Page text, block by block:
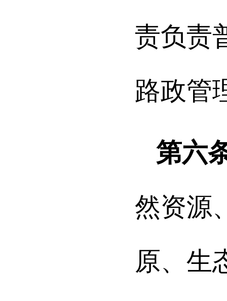
责负责
路政管
第六
然资源
原、生